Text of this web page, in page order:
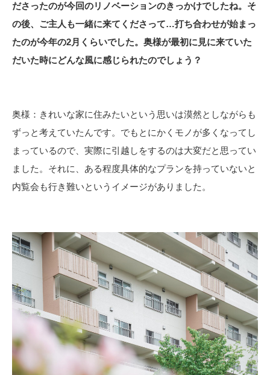
ださったのが今回のリノベーションのきっかけでしたね。そ
の後、ご主人も一緒に来てくださって…打ち合わせが始まっ
たのが今年の2月くらいでした。奥様が最初に見に来ていた
だいた時にどんな風に感じられたのでしょう？
奥様：きれいな家に住みたいという思いは漠然としながらも
ずっと考えていたんです。でもとにかくモノが多くなってし
まっているので、実際に引越しをするのは大変だと思ってい
ました。それに、ある程度具体的なプランを持っていないと
内覧会も行き難いというイメージがありました。